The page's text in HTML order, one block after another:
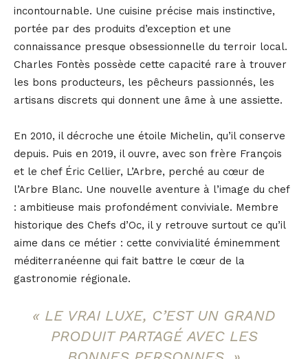
incontournable. Une cuisine précise mais instinctive,
portée par des produits d’exception et une
connaissance presque obsessionnelle du terroir local.
Charles Fontès possède cette capacité rare à trouver
les bons producteurs, les pêcheurs passionnés, les
artisans discrets qui donnent une âme à une assiette.
En 2010, il décroche une étoile Michelin, qu’il conserve
depuis. Puis en 2019, il ouvre, avec son frère François
et le chef Éric Cellier, L’Arbre, perché au cœur de
l’Arbre Blanc. Une nouvelle aventure à l’image du chef
: ambitieuse mais profondément conviviale. Membre
historique des Chefs d’Oc, il y retrouve surtout ce qu’il
aime dans ce métier : cette convivialité éminemment
méditerranéenne qui fait battre le cœur de la
gastronomie régionale.
« LE VRAI LUXE, C’EST UN GRAND
PRODUIT PARTAGÉ AVEC LES